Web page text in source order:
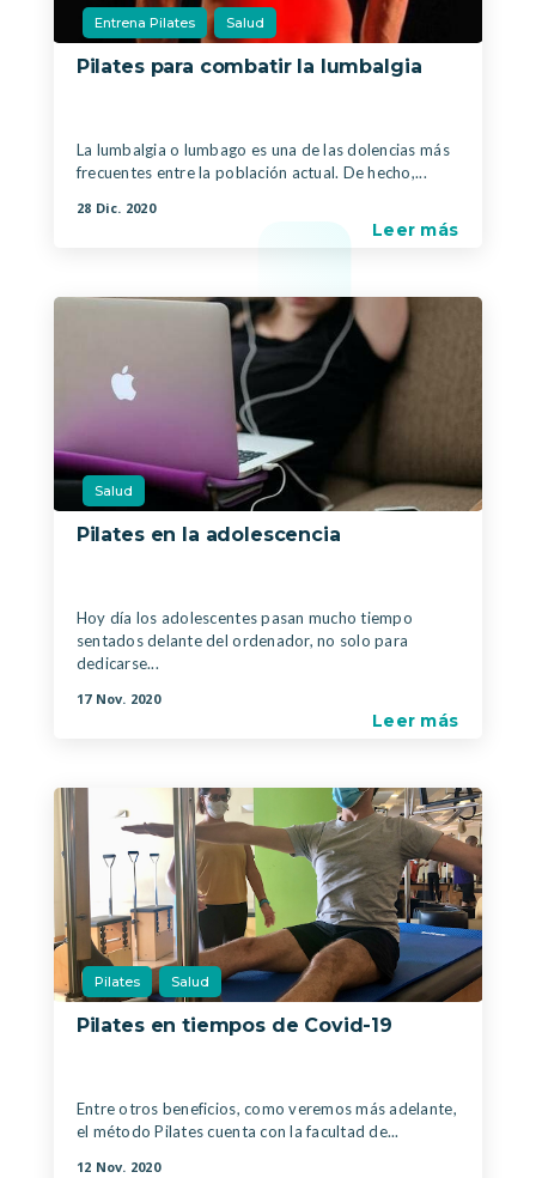
Entrena Pilates Salud
Pilates para combatir la lumbalgia
La lumbalgia o lumbago es una de las dolencias más
frecuentes entre la población actual. De hecho,...
28 Dic. 2020
Leer más
Salud
Pilates en la adolescencia
Hoy día los adolescentes pasan mucho tiempo
sentados delante del ordenador, no solo para
dedicarse...
17 Nov. 2020
Leer más
Pilates Salud
Pilates en tiempos de Covid-19
Entre otros beneficios, como veremos más adelante,
el método Pilates cuenta con la facultad de...
12 Nov. 2020